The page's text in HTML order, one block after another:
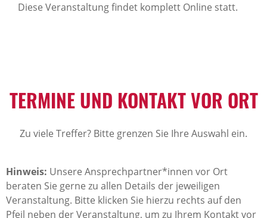
Diese Veranstaltung findet komplett Online statt.
TERMINE UND KONTAKT VOR ORT
Zu viele Treffer? Bitte grenzen Sie Ihre Auswahl ein.
Hinweis: Unsere Ansprechpartner*innen vor Ort
beraten Sie gerne zu allen Details der jeweiligen
Veranstaltung. Bitte klicken Sie hierzu rechts auf den
Pfeil neben der Veranstaltung, um zu Ihrem Kontakt vor